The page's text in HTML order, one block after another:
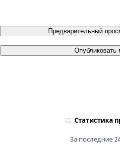
Предварительный
Опубликовать
Статистика
За последние